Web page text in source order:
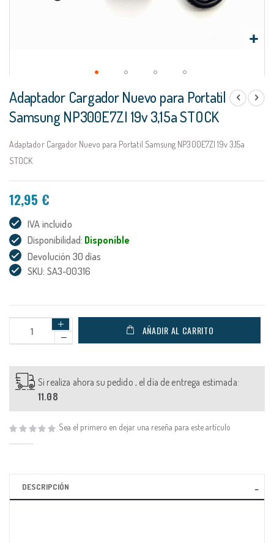
al
comienzo
de
galería
de
Adaptador Cargador Nuevo para Portatil
Samsung NP300E7ZI 19v 3,15a STOCK
Adaptador Cargador Nuevo para Portatil Samsung NP300E7ZI 19v 3,15a
STOCK
12,95 €
IVA incluido
Disponibilidad: Disponible
Devolución 30 días
SKU: SA3-00316
AÑADIR AL CARRITO
Si realiza ahora su pedido , el día de entrega estimada:
11.08
Sea el primero en dejar una reseña para este artículo
DESCRIPCIÓN